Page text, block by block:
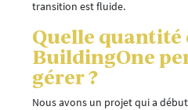
transition est fluide.
Quelle quantité
BuildingOne
gérer ?
Nous avons un projet qui a